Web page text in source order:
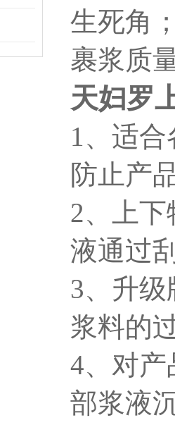
生死角
裹浆质
天妇罗
1、 适合
防止产
2、
上
液通过
3、 升级
浆料的
4、 对产
部浆液